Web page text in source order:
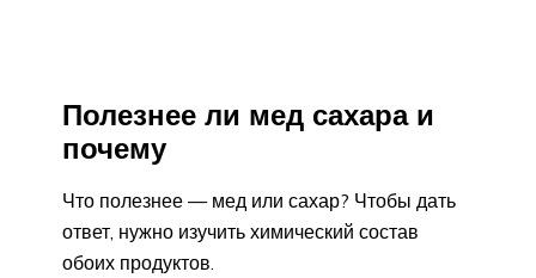
Полезнее ли мед сахара и
почему
Что полезнее — мед или сахар? Чтобы дать
ответ, нужно изучить химический состав
обоих продуктов.